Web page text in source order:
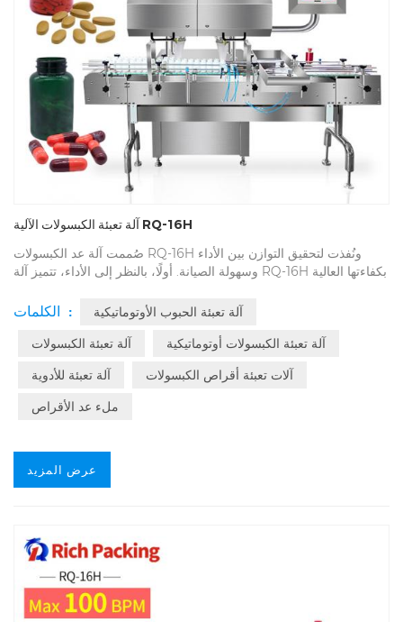
آلة تعبئة الكبسولات الآلية RQ-16H
صُممت آلة عد الكبسولات RQ-16H ونُفذت لتحقيق التوازن بين الأداء
وسهولة الصيانة. أولًا، بالنظر إلى الأداء، تتميز آلة RQ-16H بكفاءتها العالية
المساس بخصائص التشغيل الدقيقة. ومع ذلك، فإن هذه الآلة ليست سريعة
وقوية فحسب، بل مصممة أيضًا للتعامل مع مجموعة متنوعة من المواد
الصغيرة، مثل الحبوب، والحلوى المطاطية، والحلوى، وغيرها.
الكلمات :
آلة تعبئة الحبوب الأوتوماتيكية
آلة تعبئة الكبسولات
آلة تعبئة الكبسولات أوتوماتيكية
آلة تعبئة للأدوية
آلات تعبئة أقراص الكبسولات
ملء عد الأقراص
عرض المزيد